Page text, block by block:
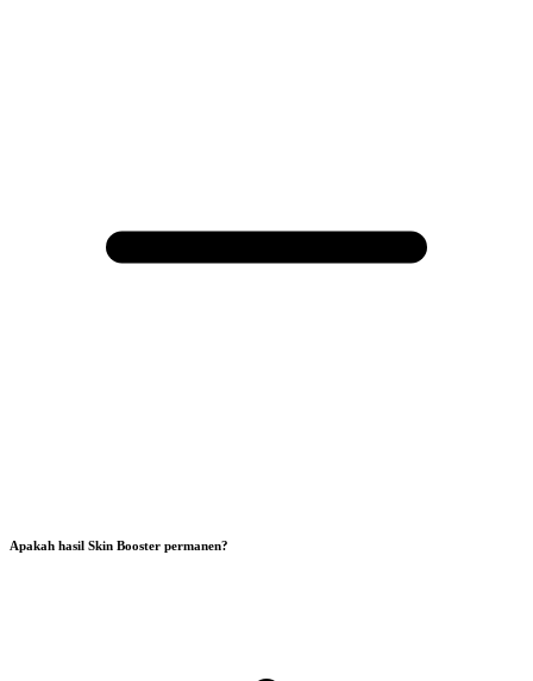
Apakah hasil Skin Booster permanen?